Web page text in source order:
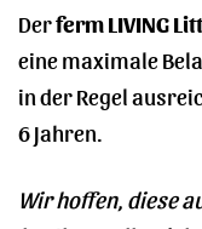
Derferm LIVING
eine maximale
in der Regel
6 Jahren.
Wir hoffen, diese